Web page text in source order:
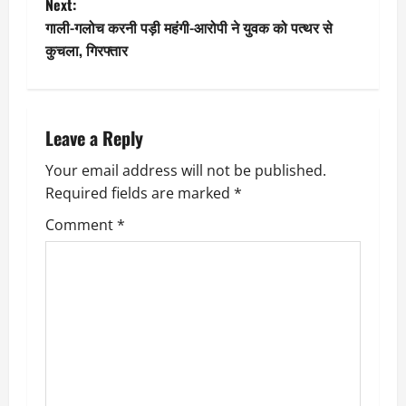
s
t
a
v
i
g
Next:
गाली-गलोच करनी पड़ी महंगी-आरोपी ने युवक को पत्थर से
कुचला, गिरफ्तार
Leave a Reply
Your email address will not be published.
Required fields are marked *
Comment*